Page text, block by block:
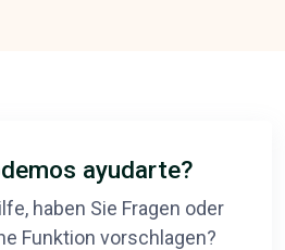
ayudarte?
haben Sie Fragen oder
Funktion vorschlagen?